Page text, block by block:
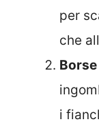
per
che
i